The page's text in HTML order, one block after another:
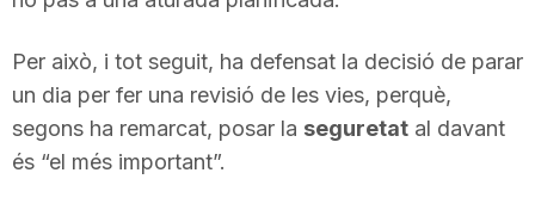
Per això, i tot seguit, ha defensat la decisió de parar
un dia per fer una revisió de les vies, perquè,
segons ha remarcat, posar la seguretat al davant
és “el més important”.